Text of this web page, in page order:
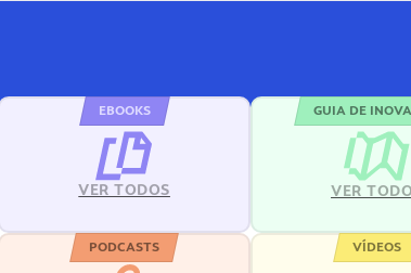
EBOOKS
VER TODOS
GUIA DE
VER
PODCASTS VÍDEOS